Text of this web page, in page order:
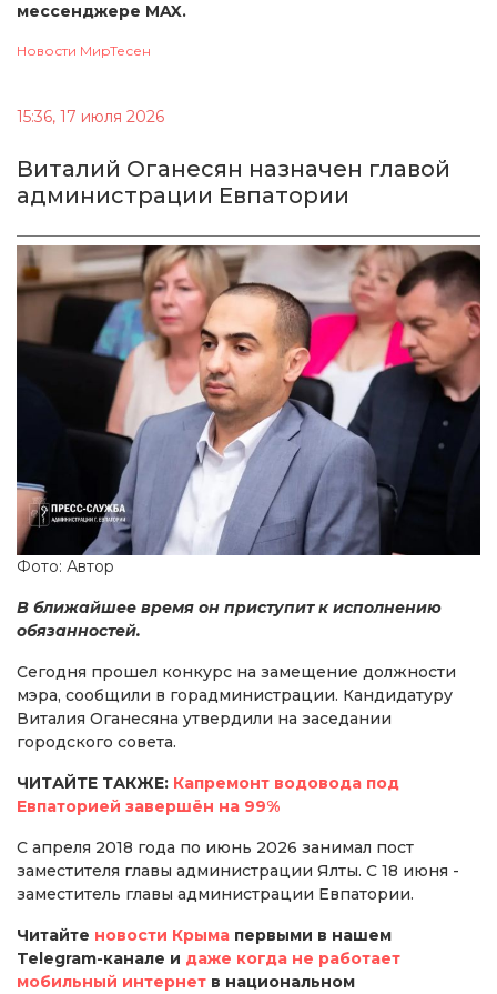
мессенджере MAX.
Новости МирТесен
15:36, 17 июля 2026
Виталий Оганесян назначен главой
администрации Евпатории
Фото: Автор
В ближайшее время он приступит к исполнению
обязанностей.
Сегодня прошел конкурс на замещение должности
мэра, сообщили в горадминистрации. Кандидатуру
Виталия Оганесяна утвердили на заседании
городского совета.
ЧИТАЙТЕ ТАКЖЕ: Капремонт водовода под
Евпаторией завершён на 99%
С апреля 2018 года по июнь 2026 занимал пост
заместителя главы администрации Ялты. С 18 июня -
заместитель главы администрации Евпатории.
Читайте новости Крыма первыми в нашем
Telegram-канале и даже когда не работает
мобильный интернет в национальном